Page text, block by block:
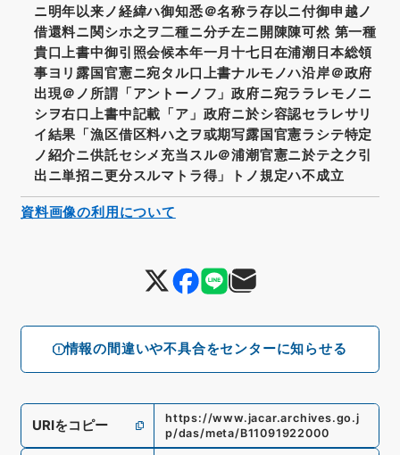
情報の間違いや不具合をセンターに知らせる
ニ明年以来ノ経緯ハ御知悉＠名称ラ存以ニ付御申越ノ
借還料ニ関シホ之ヲ二種ニ分チ左ニ開陳陳可然 第一種
貴口上書中御引照会候本年一月十七日在浦潮日本総領
事ヨリ露国官憲ニ宛タル口上書ナルモノハ沿岸＠政府
出現＠ノ所謂「アントーノフ」政府ニ宛ララレモノニ
シヲ右口上書中記載「ア」政府ニ於シ容認セラレサリ
イ結果「漁区借区料ハ之ヲ或期写露国官憲ラシテ特定
ノ紹介ニ供託セシメ充当スル＠浦潮官憲ニ於テ之ク引
出ニ単招ニ更分スルマトラ得」トノ規定ハ不成立
URIをコピー
https://www.jacar.archives.go.j
p/das/meta/B11091922000
資料画像の利用について